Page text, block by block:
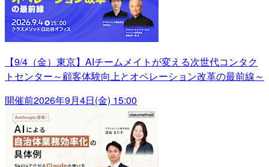
【9/4（金）東京】AIチームメイトが変える次世代コンタク
トセンター～顧客体験向上とオペレーション改革の最前線～
開催前2026年9月4日(金) 15:00